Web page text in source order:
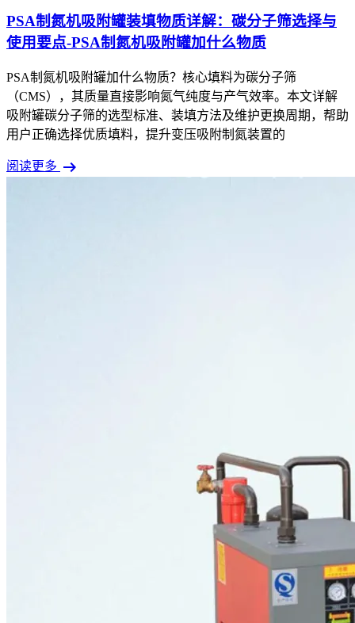
PSA制氮机吸附罐装填物质详解：碳分子筛选择与
使用要点-PSA制氮机吸附罐加什么物质
PSA制氮机吸附罐加什么物质？核心填料为碳分子筛
（CMS），其质量直接影响氮气纯度与产气效率。本文详解
吸附罐碳分子筛的选型标准、装填方法及维护更换周期，帮助
用户正确选择优质填料，提升变压吸附制氮装置的
阅读更多 arrow_right_alt